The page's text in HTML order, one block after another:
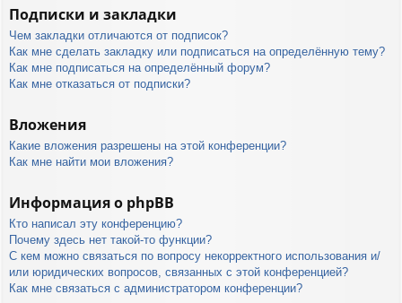
Подписки и закладки
Чем закладки отличаются от подписок?
Как мне сделать закладку или подписаться на определённую тему?
Как мне подписаться на определённый форум?
Как мне отказаться от подписки?
Вложения
Какие вложения разрешены на этой конференции?
Как мне найти мои вложения?
Информация о phpBB
Кто написал эту конференцию?
Почему здесь нет такой-то функции?
С кем можно связаться по вопросу некорректного использования и/
или юридических вопросов, связанных с этой конференцией?
Как мне связаться с администратором конференции?